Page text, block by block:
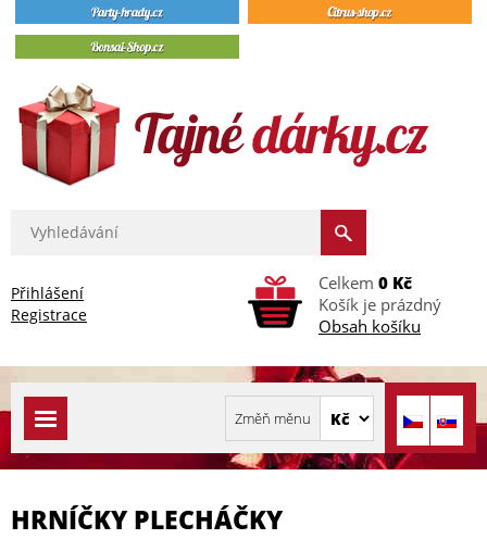
Přihlášení
Registrace
Celkem 0 Kč
Košík je prázdný
Obsah košíku
HRNÍČKY PLECHÁČKY